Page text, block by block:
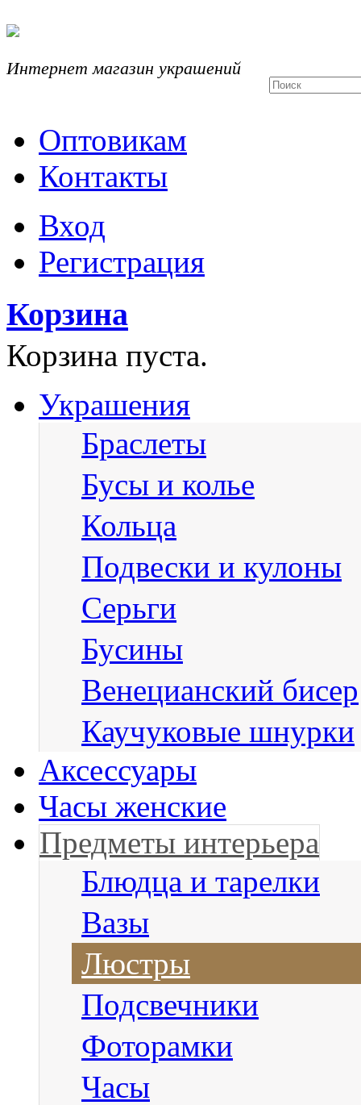
Интернет магазин украшений
Оптовикам
Контакты
Вход
Регистрация
Корзина
Корзина пуста.
Украшения
Браслеты
Бусы и колье
Кольца
Подвески и кулоны
Серьги
Бусины
Венецианский бисер
Каучуковые шнурки
Аксессуары
Часы женские
Предметы интерьера
Блюдца и тарелки
Вазы
Люстры
Подсвечники
Фоторамки
Часы